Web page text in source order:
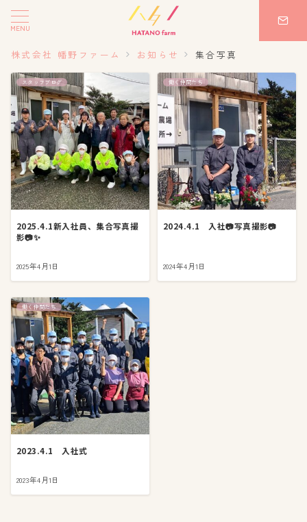
MENU
株式会社 幡野ファーム お知らせ 集合写真
スタッフブログ
2025.4.1新入社員、集合写真撮
影📷✨
2025年4月1日
働く仲間たち
2024.4.1 入社📷写真撮影📷
2024年4月1日
働く仲間たち
2023.4.1 入社式
2023年4月1日